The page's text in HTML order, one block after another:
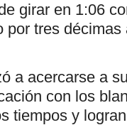
girar en 1:06
por tres
a acercarse a
con los
tiempos y